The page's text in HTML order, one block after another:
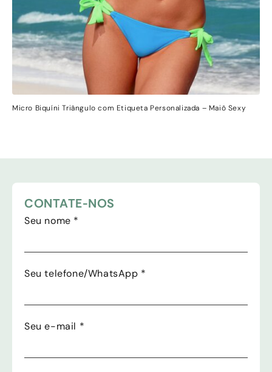
Micro Biquíni Triângulo com Etiqueta Personalizada – Maiô Sexy
CONTATE-NOS
Seu nome *
Seu telefone/WhatsApp *
Seu e-mail *